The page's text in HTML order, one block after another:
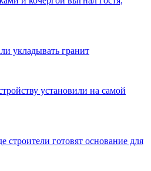
укладывать гранит
установили на самой
строители готовят основание для